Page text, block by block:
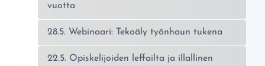
vuotta
28.5. Webinaari: Tekoäly työnhaun tukena
22.5. Opiskelijoiden leffailta ja illallinen